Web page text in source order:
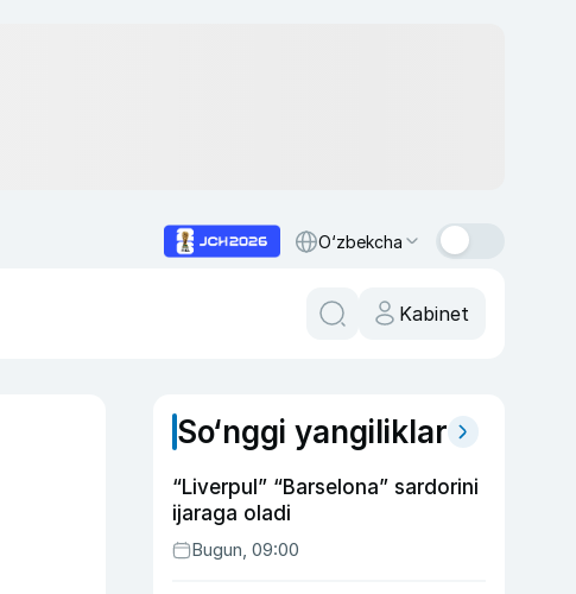
O‘zbekcha
Kabinet
So‘nggi yangiliklar
“Liverpul” “Barselona” sardorini
ijaraga oladi
Bugun, 09:00